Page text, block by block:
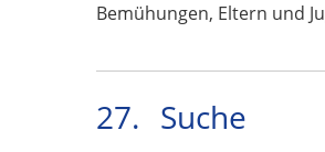
Bemühungen, Eltern und
27. Suche